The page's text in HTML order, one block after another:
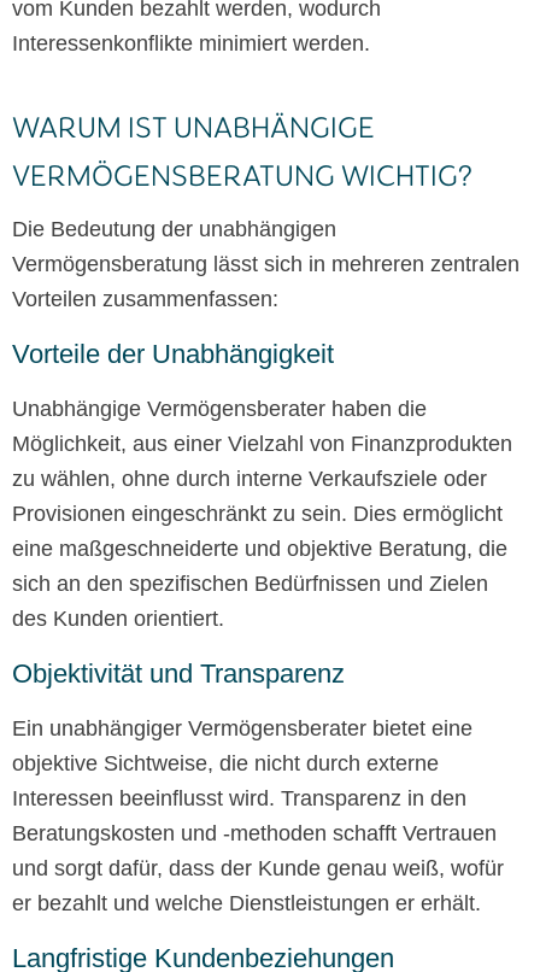
vom Kunden bezahlt werden, wodurch
Interessenkonflikte minimiert werden.
WARUM IST UNABHÄNGIGE
VERMÖGENSBERATUNG WICHTIG?
Die Bedeutung der unabhängigen
Vermögensberatung lässt sich in mehreren zentralen
Vorteilen zusammenfassen:
Vorteile der Unabhängigkeit
Unabhängige Vermögensberater haben die
Möglichkeit, aus einer Vielzahl von Finanzprodukten
zu wählen, ohne durch interne Verkaufsziele oder
Provisionen eingeschränkt zu sein. Dies ermöglicht
eine maßgeschneiderte und objektive Beratung, die
sich an den spezifischen Bedürfnissen und Zielen
des Kunden orientiert.
Objektivität und Transparenz
Ein unabhängiger Vermögensberater bietet eine
objektive Sichtweise, die nicht durch externe
Interessen beeinflusst wird. Transparenz in den
Beratungskosten und -methoden schafft Vertrauen
und sorgt dafür, dass der Kunde genau weiß, wofür
er bezahlt und welche Dienstleistungen er erhält.
Langfristige Kundenbeziehungen